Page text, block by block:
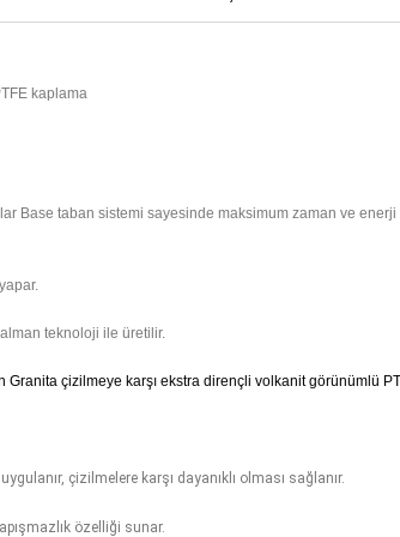
kaplama
Base taban sistemi sayesinde maksimum zaman ve
teknoloji ile üretilir.
çizilmeye karşı ekstra dirençli volkanit görünümlü
çizilmelere karşı dayanıklı olması sağlanır.
özelliği sunar.